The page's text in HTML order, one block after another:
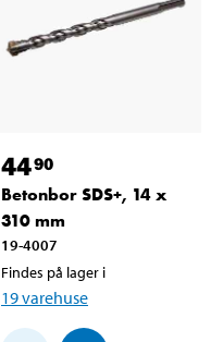
4490
Betonbor SDS+, 14 x
310 mm
19-4007
Findes på lager i
19varehuse